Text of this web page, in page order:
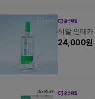
히알 인테
24,000원